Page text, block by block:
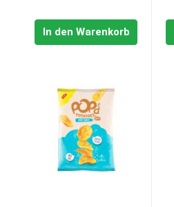
In den Warenkorb